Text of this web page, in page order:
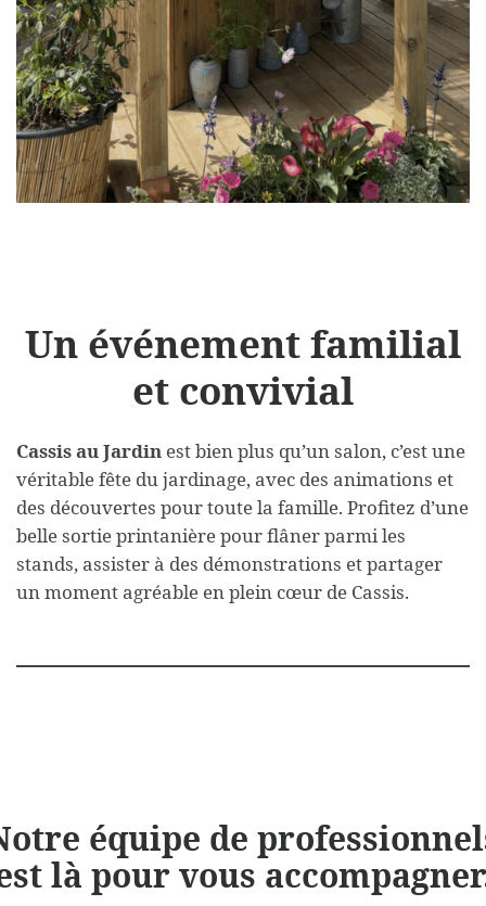
Un événement familial
et convivial
Cassis au Jardin est bien plus qu’un salon, c’est une
véritable fête du jardinage, avec des animations et
des découvertes pour toute la famille. Profitez d’une
belle sortie printanière pour flâner parmi les
stands, assister à des démonstrations et partager
un moment agréable en plein cœur de Cassis.
équipe de
là pour vous